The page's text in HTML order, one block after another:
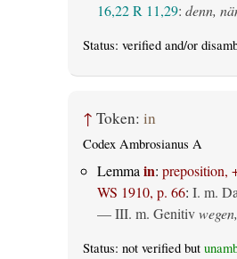
16,22 R 11,29: denn,
Status: verifiedand/or
↑ Token: in
Codex Ambrosianus A
Lemmain: preposition,
WS 1910, p. 66: I. m.
— III. m. Genitiv
Status: not verified but